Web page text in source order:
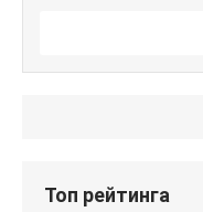
Топ рейтинга